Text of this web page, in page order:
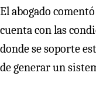
El abogado
cuenta con las
donde se soporte
de generar un